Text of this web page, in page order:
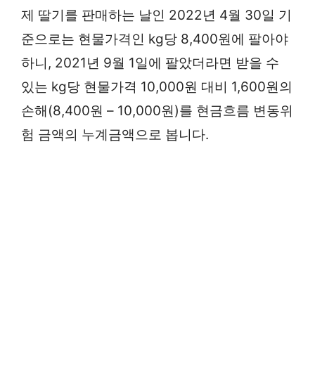
제 딸기를 판매하는 날인 2022년 4월 30일 기
준으로는 현물가격인 kg당 8,400원에 팔아야
하니, 2021년 9월 1일에 팔았더라면 받을 수
있는 kg당 현물가격 10,000원 대비 1,600원의
손해(8,400원 – 10,000원)를 현금흐름 변동위
험 금액의 누계금액으로 봅니다.